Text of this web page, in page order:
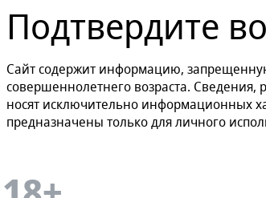
Подтвердите
Сайт содержит информацию,
совершеннолетнего возраста.
носят исключительно информационных
предназначены только для личного
Размер продукции:
В коробке (8 штук)